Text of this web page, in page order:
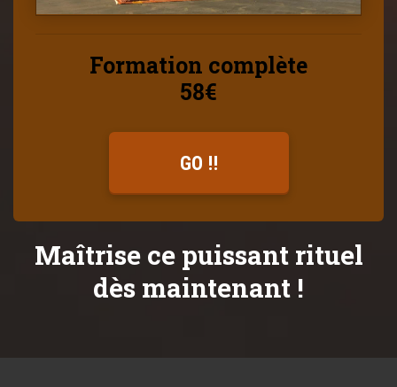
Formation complète
58€
GO !!
Maîtrise ce puissant rituel
dès maintenant !